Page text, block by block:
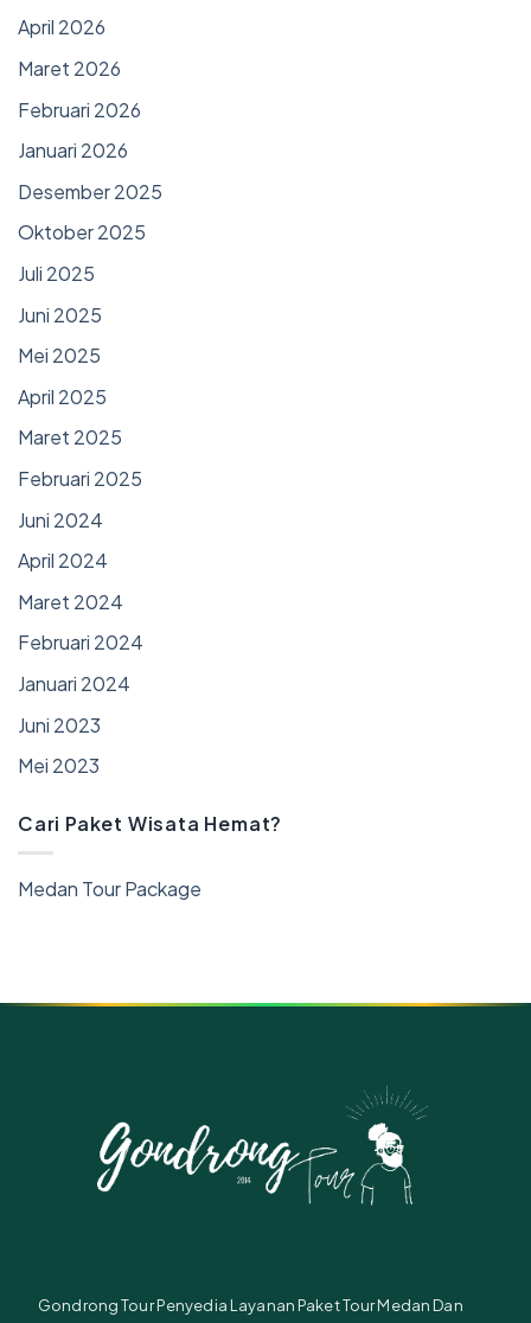
April 2026
Maret 2026
Februari 2026
Januari 2026
Desember 2025
Oktober 2025
Juli 2025
Juni 2025
Mei 2025
April 2025
Maret 2025
Februari 2025
Juni 2024
April 2024
Maret 2024
Februari 2024
Januari 2024
Juni 2023
Mei 2023
Cari Paket Wisata Hemat?
Medan Tour Package
Gondrong Tour Penyedia Layanan Paket Tour Medan Dan